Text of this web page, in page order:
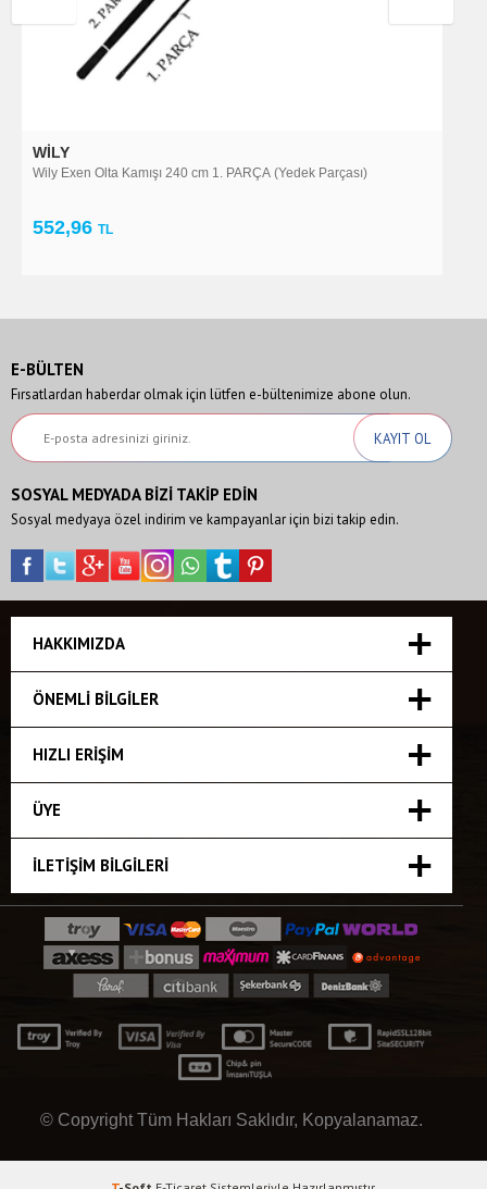
WILY
Wily Exen Olta Kamışı 240 cm 1. PARÇA (Yedek Parçası)
552,96 TL
E-BÜLTEN
Fırsatlardan haberdar olmak için lütfen e-bültenimize abone olun.
SOSYAL MEDYADA BİZİ TAKİP EDİN
Sosyal medyaya özel indirim ve kampayanlar için bizi takip edin.
HAKKIMIZDA
ÖNEMLI BILGILER
HIZLI ERIŞIM
ÜYE
İLETIŞIM BILGILERI
© Copyright Tüm Hakları Saklıdır, Kopyalanamaz.